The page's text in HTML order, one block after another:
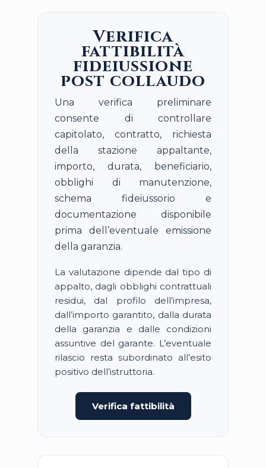
Verifica
fattibilità
fideiussione
post collaudo
Una verifica preliminare
consente di controllare
capitolato, contratto, richiesta
della stazione appaltante,
importo, durata, beneficiario,
obblighi di manutenzione,
schema fideiussorio e
documentazione disponibile
prima dell’eventuale emissione
della garanzia.
La valutazione dipende dal tipo di
appalto, dagli obblighi contrattuali
residui, dal profilo dell’impresa,
dall’importo garantito, dalla durata
della garanzia e dalle condizioni
assuntive del garante. L’eventuale
rilascio resta subordinato all’esito
positivo dell’istruttoria.
Verifica fattibilità